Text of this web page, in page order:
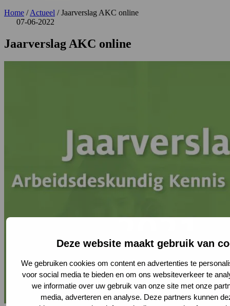
Deze website maakt gebruik van
We gebruiken cookies om content en advertenties te
voor social media te bieden en om ons websiteverkeer te
we informatie over uw gebruik van onze site met onze
media, adverteren en analyse. Deze partners kunnen
Home /Actueel /Jaarverslag AKC online
07-06-2022
Jaarverslag AKC online